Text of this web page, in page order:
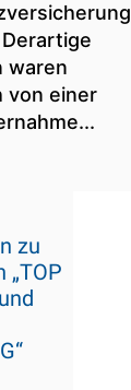
waren
von einer
zu
„TOP